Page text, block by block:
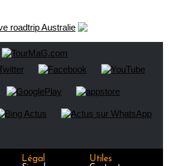
Légal
Utiles